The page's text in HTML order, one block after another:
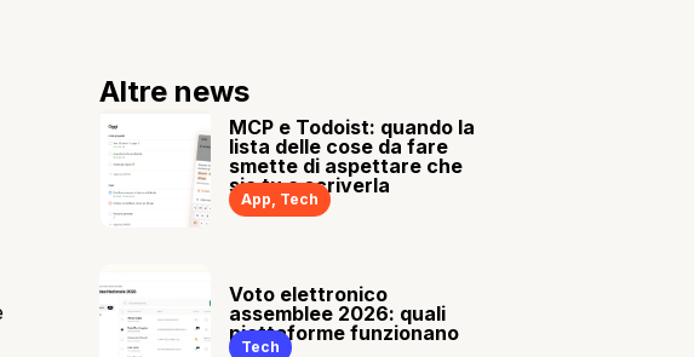
Altre news
MCP e Todoist: quando la
lista delle cose da fare
smette di aspettare che
sia tu a scriverla
App, Tech
Voto elettronico
assemblee 2026: quali
piattaforme funzionano
Tech